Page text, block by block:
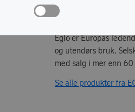
Eglo er Europas
og utendørs bruk.
med salg i mer enn
Se alle produkter fra